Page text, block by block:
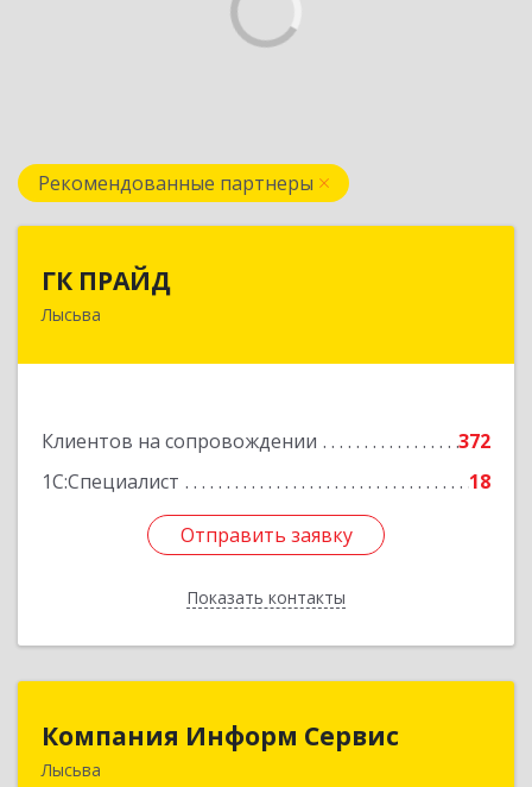
Рекомендованные партнеры
ГК ПРАЙД
Лысьва
Клиентов на сопровождении
372
1С:Специалист
18
Отправить заявку
Показать контакты
618909, Пермский край, Лысьва г, Репина ул,
Отправить заявку
Назад
Компания Информ Сервис
Лысьва
Компания Информ Сервис
618909, Пермский край, Лысьва г, Металлистов